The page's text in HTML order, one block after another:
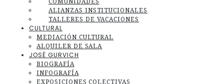
COMUNIDADES
ALIANZAS INSTITUCIONALES
TALLERES DE VACACIONES
CULTURAL
MEDIACIÓN CULTURAL
ALQUILER DE SALA
JOSÉ GURVICH
BIOGRAFÍA
INFOGRAFÍA
EXPOSICIONES COLECTIVAS